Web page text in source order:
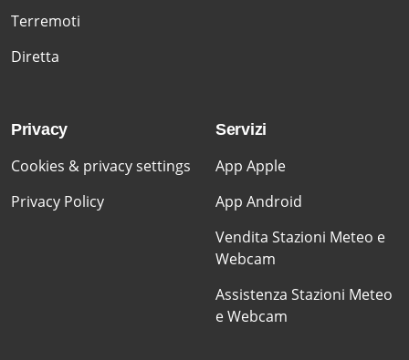
Terremoti
Diretta
Privacy
Cookies & privacy settings
Privacy Policy
Servizi
App Apple
App Android
Vendita Stazioni Meteo e
Webcam
Assistenza Stazioni Meteo
e Webcam